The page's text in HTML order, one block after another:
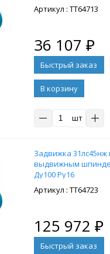
: ТТ64713
36 107 ₽
В корзину
шт
Задвижка 31лс45нж
выдвижным
Ду100 Ру16
: ТТ64723
125 972 ₽